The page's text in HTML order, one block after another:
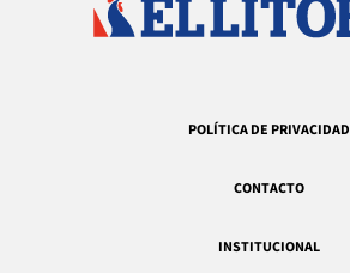
POLÍTICA DE PRIVACIDAD
CONTACTO
INSTITUCIONAL